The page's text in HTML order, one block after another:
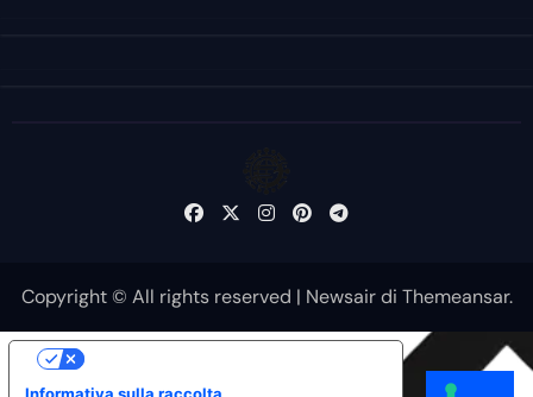
Copyright © All rights reserved | Newsairdi Themeansar.
Le tue preferenze relative alla privacy